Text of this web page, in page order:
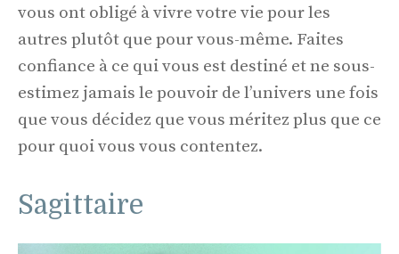
vous ont obligé à vivre votre vie pour les
autres plutôt que pour vous-même. Faites
confiance à ce qui vous est destiné et ne sous-
estimez jamais le pouvoir de l’univers une fois
que vous décidez que vous méritez plus que ce
pour quoi vous vous contentez.
Sagittaire